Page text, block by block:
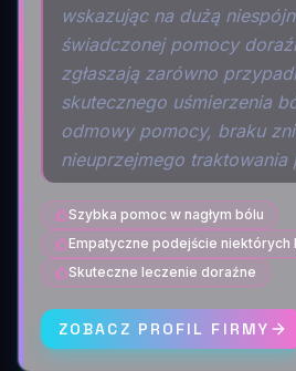
wskazując na dużą
świadczonej pomocy
zgłaszają zarówno
skutecznego uśmierzenia
odmowy pomocy, braku
nieuprzejmego traktowania
Szybka pomoc w nagłym bólu
Empatyczne podejście niektórych
Skuteczne leczenie doraźne
ZOBACZ PROFIL FIRMY